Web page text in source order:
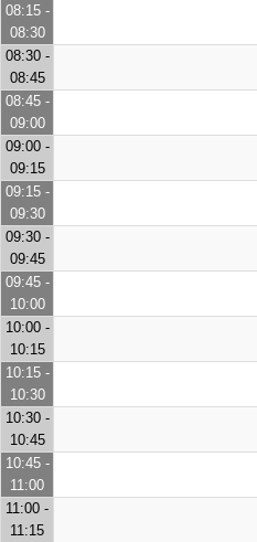
08:15 -
08:30
08:30 -
08:45
08:45 -
09:00
09:00 -
09:15
09:15 -
09:30
09:30 -
09:45
09:45 -
10:00
10:00 -
10:15
10:15 -
10:30
10:30 -
10:45
10:45 -
11:00
11:00 -
11:15